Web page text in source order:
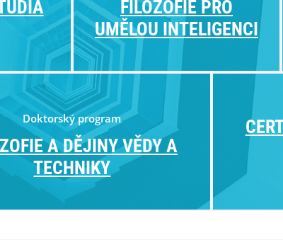
FILOZOFIE PRO
UMĚLOU INTELIGENCI
Doktorský program
A DĚJINY VĚDY A
TECHNIKY